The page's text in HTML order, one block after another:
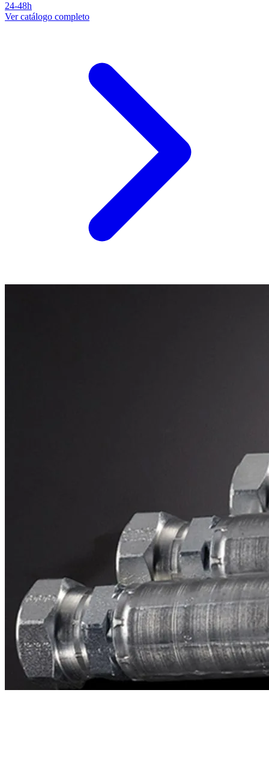
24-48h
Ver catálogo completo